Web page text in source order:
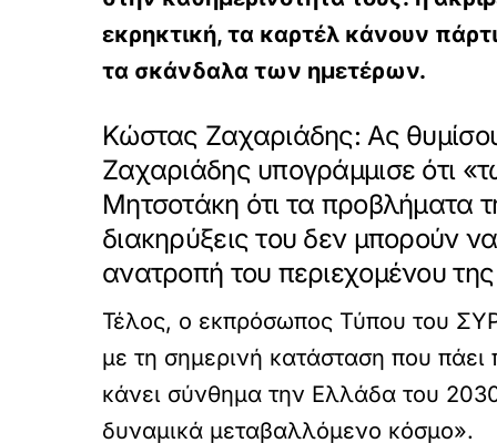
εκρηκτική, τα καρτέλ κάνουν
τα σκάνδαλα των ημετέρων.
Κώστας Ζαχαριάδης: Ας
Ζαχαριάδης υπογράμμισε ότι
Μητσοτάκη ότι τα προβλήματα
διακηρύξεις του δεν μπορούν
ανατροπή του περιεχομένου της
Τέλος, ο εκπρόσωπος Τύπου του
με τη σημερινή κατάσταση που
κάνει σύνθημα την Ελλάδα του
δυναμικά μεταβαλλόμενο κόσμο».